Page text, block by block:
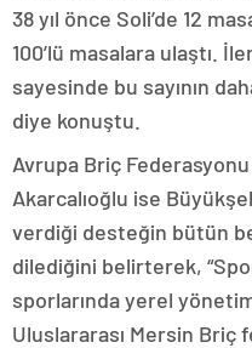
38 yıl önce Soli’de 12
100’lü masalara ulaştı.
sayesinde bu sayının
diye konuştu.
Avrupa Briç
Akarcalıoğlu ise
verdiği desteğin bütün
dilediğini belirterek,
sporlarında yerel
Uluslararası Mersin Briç